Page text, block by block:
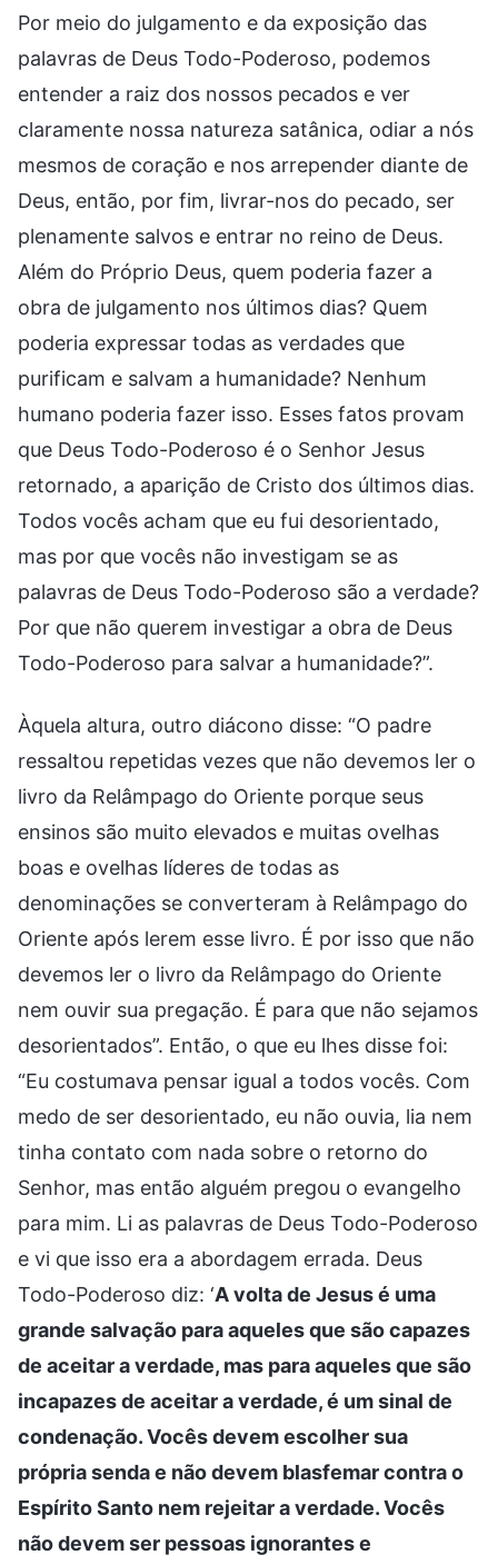
Por meio do julgamento e da exposição das
palavras de Deus Todo-Poderoso, podemos
entender a raiz dos nossos pecados e ver
claramente nossa natureza satânica, odiar a nós
mesmos de coração e nos arrepender diante de
Deus, então, por fim, livrar-nos do pecado, ser
plenamente salvos e entrar no reino de Deus.
Além do Próprio Deus, quem poderia fazer a
obra de julgamento nos últimos dias? Quem
poderia expressar todas as verdades que
purificam e salvam a humanidade? Nenhum
humano poderia fazer isso. Esses fatos provam
que Deus Todo-Poderoso é o Senhor Jesus
retornado, a aparição de Cristo dos últimos dias.
Todos vocês acham que eu fui desorientado,
mas por que vocês não investigam se as
palavras de Deus Todo-Poderoso são a verdade?
Por que não querem investigar a obra de Deus
Todo-Poderoso para salvar a humanidade?”.
Àquela altura, outro diácono disse: “O padre
ressaltou repetidas vezes que não devemos ler o
livro da Relâmpago do Oriente porque seus
ensinos são muito elevados e muitas ovelhas
boas e ovelhas líderes de todas as
denominações se converteram à Relâmpago do
Oriente após lerem esse livro. É por isso que não
devemos ler o livro da Relâmpago do Oriente
nem ouvir sua pregação. É para que não sejamos
desorientados”. Então, o que eu lhes disse foi:
“Eu costumava pensar igual a todos vocês. Com
medo de ser desorientado, eu não ouvia, lia nem
tinha contato com nada sobre o retorno do
Senhor, mas então alguém pregou o evangelho
para mim. Li as palavras de Deus Todo-Poderoso
e vi que isso era a abordagem errada. Deus
Todo-Poderoso diz: ‘A volta de Jesus é uma
grande salvação para aqueles que são capazes
de aceitar a verdade, mas para aqueles que são
incapazes de aceitar a verdade, é um sinal de
condenação. Vocês devem escolher sua
própria senda e não devem blasfemar contra o
Espírito Santo nem rejeitar a verdade. Vocês
não devem ser pessoas ignorantes e